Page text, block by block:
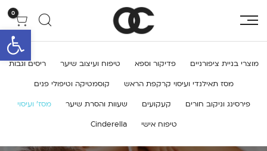
פתח
0
מוצרי בניית ציפורניים פדיקור וספא טיפוח ועיצוב שיער ריסים וגבות
מסז תאילנדי ועיסוי קרקפת הראש קוסמטיקה וטיפולי פנים
פירסינג וניקוב חורים קעקועים שעוות והסרת שיער מסז’ ועיסוי
טיפוח אישי Cinderella